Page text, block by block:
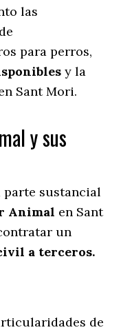
las
para perros,
y la
Sant Mori.
y sus
parte sustancial
Animal en Sant
un
a terceros.
de